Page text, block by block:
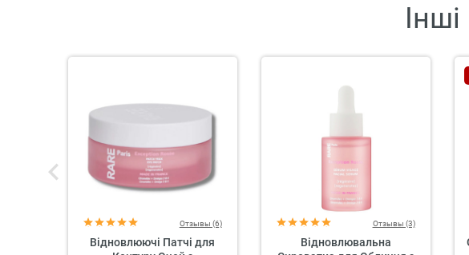
Отзывы (6)
Відновлюючі Патчі для
Отзывы (3)
Відновлювальна